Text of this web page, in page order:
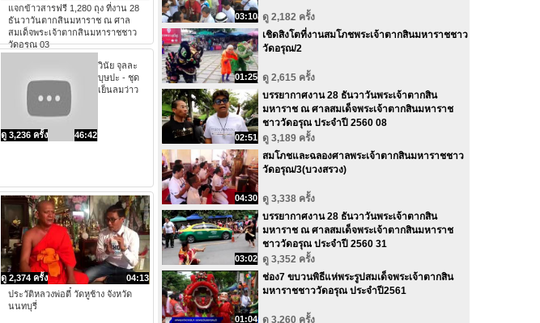
แจกข้าวสารฟรี 1,280 ถุง ที่งาน 28
ธันวาวันตากสินมหาราช ณ ศาล
สมเด็จพระเจ้าตากสินมหาราชชาว
วัดอรุณ 03
46:42
ดู 3,236 ครั้ง
วินัย จุลละ
บุษปะ - ชุด
เย็นลมว่าว
04:13
ดู 2,374 ครั้ง
ประวัติหลวงพ่อตี๋ วัดหูช้าง จังหวัด
นนทบุรี่
03:10 ดู 2,182 ครั้ง
01:25
เชิดสิงโตที่งานสมโภชพระเจ้าตากสินมหาราชชาว
วัดอรุณ/2
ดู 2,615 ครั้ง
02:51
บรรยากาศงาน 28 ธันวาวันพระเจ้าตากสิน
มหาราช ณ ศาลสมเด็จพระเจ้าตากสินมหาราช
ชาววัดอรุณ ประจำปี 2560 08
ดู 3,189 ครั้ง
04:30
สมโภชและฉลองศาลพระเจ้าตากสินมหาราชชาว
วัดอรุณ/3(บวงสรวง)
ดู 3,338 ครั้ง
03:02
บรรยากาศงาน 28 ธันวาวันพระเจ้าตากสิน
มหาราช ณ ศาลสมเด็จพระเจ้าตากสินมหาราช
ชาววัดอรุณ ประจำปี 2560 31
ดู 3,352 ครั้ง
01:04
ช่อง7 ขบวนพิธีแห่พระรูปสมเด็จพระเจ้าตากสิน
มหาราชชาววัดอรุณ ประจำปี2561
ดู 3,260 ครั้ง